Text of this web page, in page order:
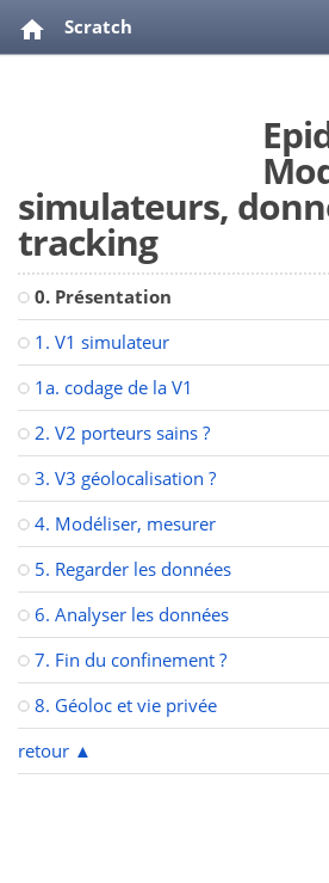
Scratch
simulateurs,
tracking
0. Présentation
1. V1 simulateur
1a. codage de la V1
2. V2 porteurs sains ?
3. V3 géolocalisation ?
4. Modéliser, mesurer
5. Regarder les données
6. Analyser les données
7. Fin du confinement ?
8. Géoloc et vie privée
retour ▲